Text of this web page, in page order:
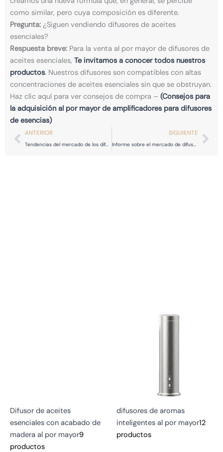
como similar, pero cuya composición es diferente.
Pregunta: ¿Siguen vendiendo difusores de aceites
esenciales?
Respuesta breve: Para la venta al por mayor de difusores de
aceites esenciales, Te invitamos a conocer todos nuestros
productos. Nuestros difusores son compatibles con altas
concentraciones de aceites esenciales sin que se obstruyan.
Haz clic aquí para ver consejos de compra – (Consejos para
la adquisición al por mayor de amplificadores para difusores
de esencias)
Previo
ANTERIOR
Tendencias del mercado de los difusores de aceite para automóviles
SIGUIENTE
Informe sobre el mercado de difusores de aromaterapia en Estados Unidos en 2026
Difusor de aceites
esenciales con acabado de
madera al por mayor9
productos
difusores de aromas
inteligentes al por mayor12
productos